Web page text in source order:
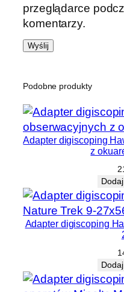
przeglądarce
komentarzy.
Podobne produkty
Adapter digiscoping
z
Adapter digiscoping